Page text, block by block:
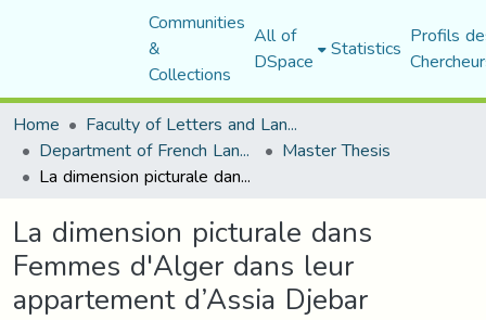
Communities
&
Collections
All of
DSpace Statistics Profils
Home
Faculty of Letters and Languages
Department of French Language and Literature Master Thesis
La dimension picturale dans Femmes d'Alger dans leur appartement d’Assia Djebar
La dimension picturale dans
Femmes d'Alger dans leur
appartement d’Assia Djebar